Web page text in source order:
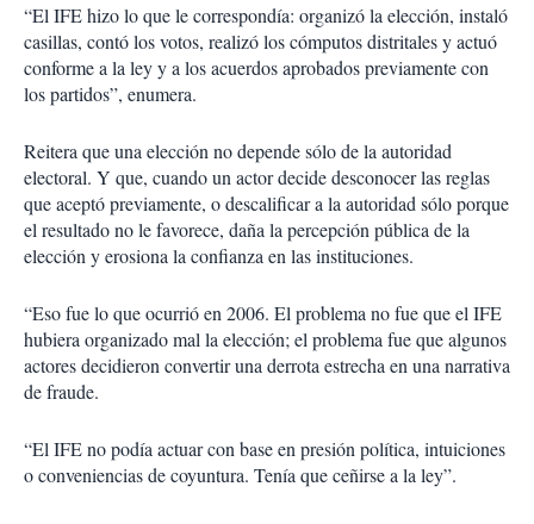
“El IFE hizo lo que le correspondía: organizó la elección, instaló
casillas, contó los votos, realizó los cómputos distritales y actuó
conforme a la ley y a los acuerdos aprobados previamente con
los partidos”, enumera.
Reitera que una elección no depende sólo de la autoridad
electoral. Y que, cuando un actor decide desconocer las reglas
que aceptó previamente, o descalificar a la autoridad sólo porque
el resultado no le favorece, daña la percepción pública de la
elección y erosiona la confianza en las instituciones.
“Eso fue lo que ocurrió en 2006. El problema no fue que el IFE
hubiera organizado mal la elección; el problema fue que algunos
actores decidieron convertir una derrota estrecha en una narrativa
de fraude.
“El IFE no podía actuar con base en presión política, intuiciones
o conveniencias de coyuntura. Tenía que ceñirse a la ley”.